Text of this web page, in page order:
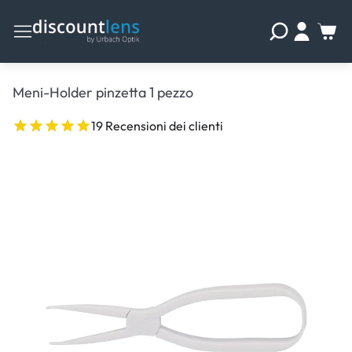
Meni-Holder pinzetta 1 pezzo
19 Recensioni dei clienti